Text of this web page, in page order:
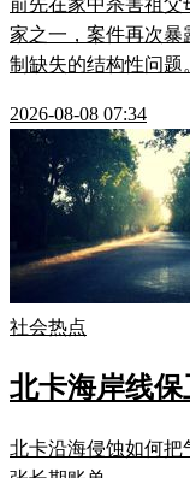
前先在家中杀害祖父
家之一，案件再次暴
制缺失的结构性问题
2026-08-08 07:34
社会热点
北卡海岸线保
北卡沿海侵蚀如何把